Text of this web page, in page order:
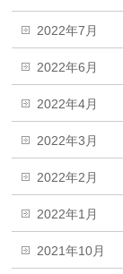
2022年7月
2022年6月
2022年4月
2022年3月
2022年2月
2022年1月
2021年10月